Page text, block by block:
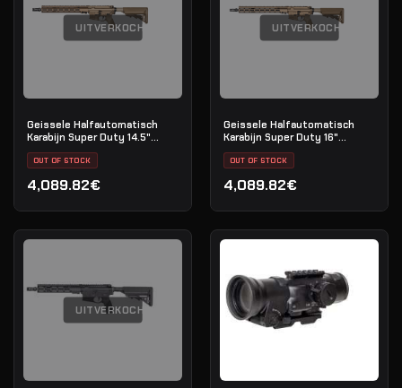
UITVERKOCHT
Geissele Halfautomatisch
Karabijn Super Duty 14.5"
5.56MM - DDC
OUT OF STOCK
4,089.82€
UITVERKOCHT
Geissele Halfautomatisch
Karabijn Super Duty 16"
5.56MM - DDC
OUT OF STOCK
4,089.82€
UITVERKOCHT